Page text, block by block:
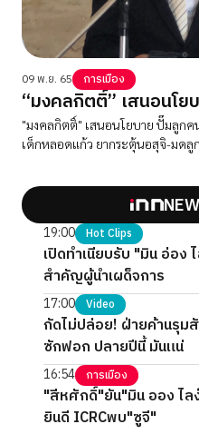
09 พ.ย. 65 การเมือง
“มงคลกิตติ์” เสนอนโ
"มงคลกิตติ์" เสนอนโยบาย ปั๊มลูก
เด็กหลอดแก้ว ยากระตุ้นอสุจิ-มด
19:00 Hot Clips
เปิดทำเนียบรับ "มิน อ่อง
สำคัญผู้นำเผด็จการ
17:00 Video
กัดไม่ปล่อย! ฝ่ายค้านรุม
ซักฟอก ปลายปีนี้ มันแน่
16:54 การเมือง
"สีหศักดิ์"ยัน"มิน ออง ไล
ยินดี ICRCพบ"ซูจี"